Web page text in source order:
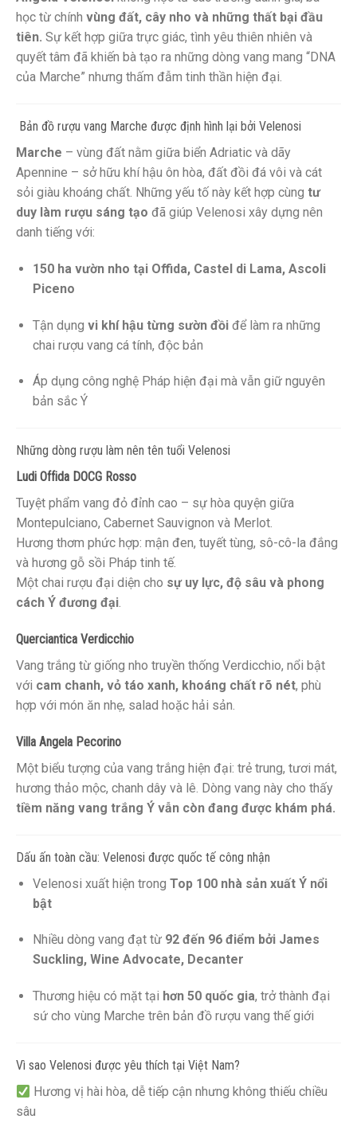
học từ chính vùng đất, cây nho và những thất bại đầu
tiên. Sự kết hợp giữa trực giác, tình yêu thiên nhiên và
quyết tâm đã khiến bà tạo ra những dòng vang mang “DNA
của Marche” nhưng thấm đẫm tinh thần hiện đại.
️ Bản đồ rượu vang Marche được định hình lại bởi Velenosi
Marche – vùng đất nằm giữa biển Adriatic và dãy
Apennine – sở hữu khí hậu ôn hòa, đất đồi đá vôi và cát
sỏi giàu khoáng chất. Những yếu tố này kết hợp cùng tư
duy làm rượu sáng tạo đã giúp Velenosi xây dựng nên
danh tiếng với:
150 ha vườn nho tại Offida, Castel di Lama, Ascoli
Piceno
Tận dụng vi khí hậu từng sườn đồiđể làm ra những
chai rượu vang cá tính, độc bản
Áp dụng công nghệ Pháp hiện đại mà vẫn giữ nguyên
bản sắc Ý
Những dòng rượu làm nên tên tuổi Velenosi
Ludi Offida DOCG Rosso
Tuyệt phẩm vang đỏ đỉnh cao – sự hòa quyện giữa
Montepulciano, Cabernet Sauvignon và Merlot.
Hương thơm phức hợp: mận đen, tuyết tùng, sô-cô-la đắng
và hương gỗ sồi Pháp tinh tế.
Một chai rượu đại diện cho sự uy lực, độ sâu và phong
cách Ý đương đại.
Querciantica Verdicchio
Vang trắng từ giống nho truyền thống Verdicchio, nổi bật
với cam chanh, vỏ táo xanh, khoáng chất rõ nét, phù
hợp với món ăn nhẹ, salad hoặc hải sản.
Villa Angela Pecorino
Một biểu tượng của vang trắng hiện đại: trẻ trung, tươi mát,
hương thảo mộc, chanh dây và lê. Dòng vang này cho thấy
tiềm năng vang trắng Ý vẫn còn đang được khám phá.
Dấu ấn toàn cầu: Velenosi được quốc tế công nhận
Velenosi xuất hiện trong Top 100 nhà sản xuất Ý nổi
bật
Nhiều dòng vang đạt từ 92 đến 96 điểm bởi James
Suckling, Wine Advocate, Decanter
Thương hiệu có mặt tại hơn 50 quốc gia, trở thành đại
sứ cho vùng Marche trên bản đồ rượu vang thế giới
Vì sao Velenosi được yêu thích tại Việt Nam?
Hương vị hài hòa, dễ tiếp cận nhưng không thiếu chiều
sâu